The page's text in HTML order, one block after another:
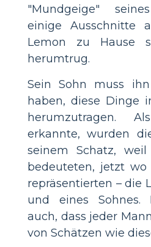
"Mundgeige"
einige Ausschnitte
Lemon zu Hause
herumtrug.
Sein Sohn muss
haben, diese Dinge
herumzutragen.
erkannte, wurden
seinem Schatz,
bedeuteten, jetzt
repräsentierten – die
und eines Sohnes.
auch, dass jeder
von Schätzen wie